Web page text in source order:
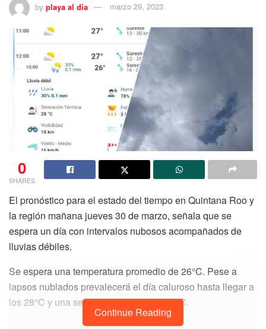
by playa al dia marzo 29, 2023
0
SHARES
El pronóstico para el estado del tiempo en Quintana Roo y
la región mañana jueves 30 de marzo, señala que se
espera un día con intervalos nubosos acompañados de
lluvias débiles.
Se espera una temperatura promedio de 26°C. Pese a
lapsos nublados prevalecerá el día caluroso hasta llegar a
los 28°C y una sensación térmica de 28°C.
Continue Reading